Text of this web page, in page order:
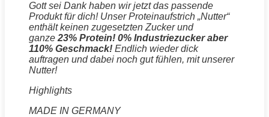
Gott sei Dank haben wir jetzt das passende
Produkt für dich! Unser Proteinaufstrich „Nutter“
enthält keinen zugesetzten Zucker und
ganze23% Protein! 0% Industriezucker aber
110% Geschmack! Endlich wieder dick
auftragen und dabei noch gut fühlen, mit unserer
Nutter!
Highlights
MADE IN GERMANY